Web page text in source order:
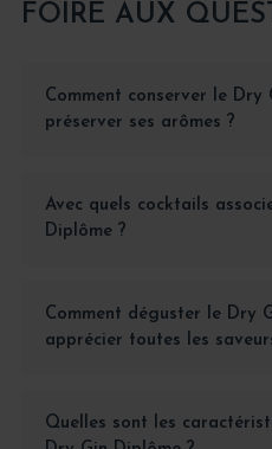
FOIRE AUX
Comment conserver le Dry
préserver ses arômes ?
Avec quels cocktails
Diplôme ?
Comment déguster le Dry
apprécier toutes les
Quelles sont les